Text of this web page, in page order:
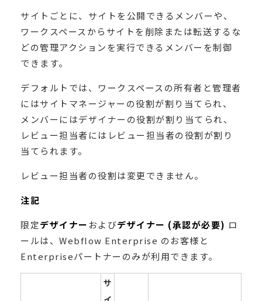
サイトごとに、サイトを公開できるメンバーや、
ワークスペースからサイトを削除または転送するな
どの管理アクションを実行できるメンバーを制御
できます。
デフォルトでは、ワークスペースの所有者と管理者
にはサイトマネージャーの役​​割が割り当てられ、
メンバーにはデザイナーの役割が割り当てられ、
レビュー担当者にはレビュー担当者の役割が割り
当てられます。
レビュー担当者の役割は変更できません。
注記
限定デザイナー およびデザイナー (承認が必要) ロ
ールは、Webflow Enterprise のお客様と
Enterpriseパートナーのみが利用できます。
サ